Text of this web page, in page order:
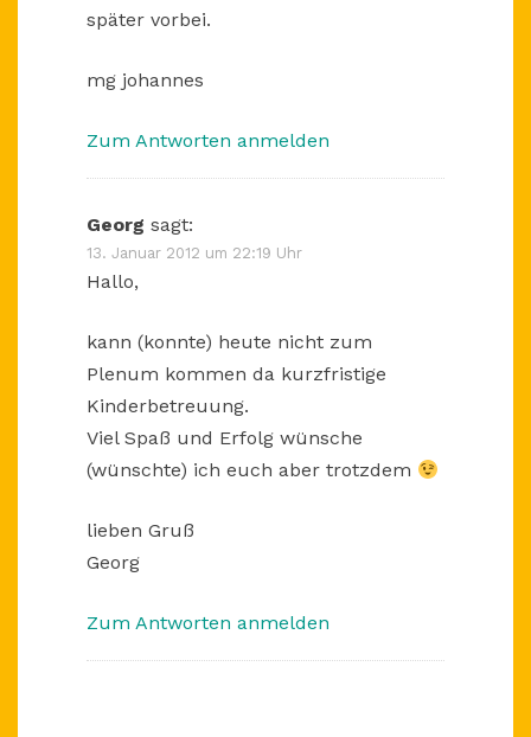
später vorbei.
mg johannes
Zum Antworten anmelden
Georg sagt:
13. Januar 2012 um 22:19 Uhr
Hallo,
kann (konnte) heute nicht zum
Plenum kommen da kurzfristige
Kinderbetreuung.
Viel Spaß und Erfolg wünsche
(wünschte) ich euch aber trotzdem
lieben Gruß
Georg
Zum Antworten anmelden